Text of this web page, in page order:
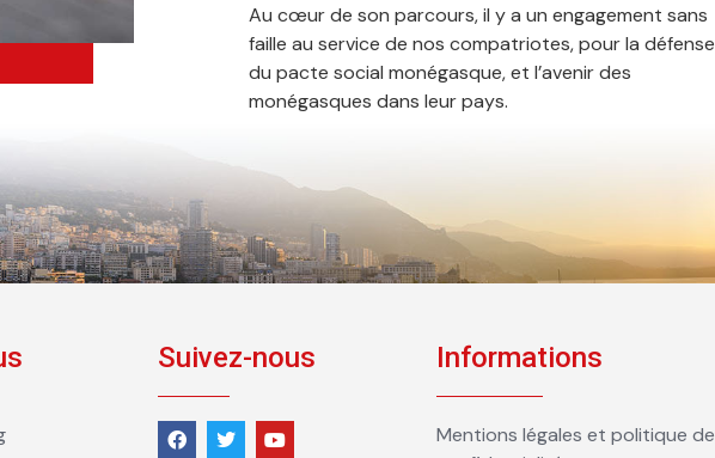
Au cœur de son parcours, il y a un engagement sans
faille au service de nos compatriotes, pour la défense
du pacte social monégasque, et l’avenir des
monégasques dans leur pays.
Suivez-nous Informations
Mentions légales et politique de